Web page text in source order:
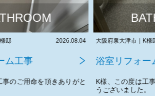
BATHROOM
大阪府泉大津市｜K様邸 2026.08.03
浴室リフォーム工事
K様、この度は工事のご用命を頂きありがと